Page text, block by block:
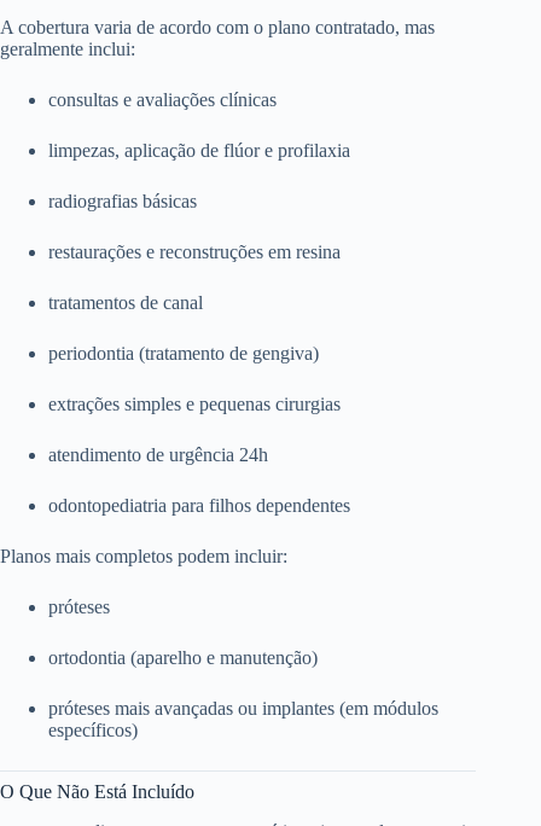
A cobertura varia de acordo com o plano contratado, mas
geralmente inclui:
consultas e avaliações clínicas
limpezas, aplicação de flúor e profilaxia
radiografias básicas
restaurações e reconstruções em resina
tratamentos de canal
periodontia (tratamento de gengiva)
extrações simples e pequenas cirurgias
atendimento de urgência 24h
odontopediatria para filhos dependentes
Planos mais completos podem incluir:
próteses
ortodontia (aparelho e manutenção)
próteses mais avançadas ou implantes (em módulos
específicos)
O Que Não Está Incluído